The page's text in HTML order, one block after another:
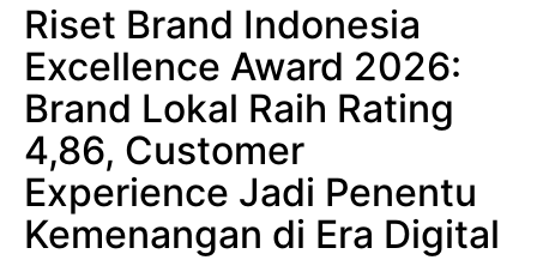
Riset Brand Indonesia
Excellence Award 2026:
Brand Lokal Raih Rating
4,86, Customer
Experience Jadi Penentu
Kemenangan di Era Digital